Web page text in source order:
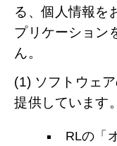
る、個人情報を
プリケーション
ん。
(1) ソフトウェ
提供しています。
RLの「